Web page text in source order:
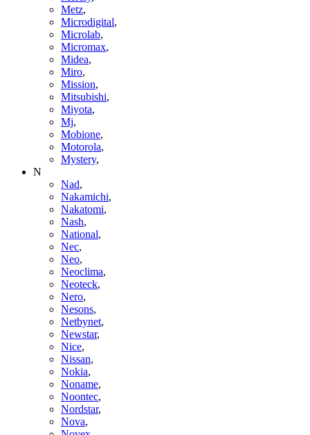
Metz,
Microdigital,
Microlab,
Micromax,
Midea,
Miro,
Mission,
Mitsubishi,
Miyota,
Mj,
Mobione,
Motorola,
Mystery,
N
Nad,
Nakamichi,
Nakatomi,
Nash,
National,
Nec,
Neo,
Neoclima,
Neoteck,
Nero,
Nesons,
Netbynet,
Newstar,
Nice,
Nissan,
Nokia,
Noname,
Noontec,
Nordstar,
Nova,